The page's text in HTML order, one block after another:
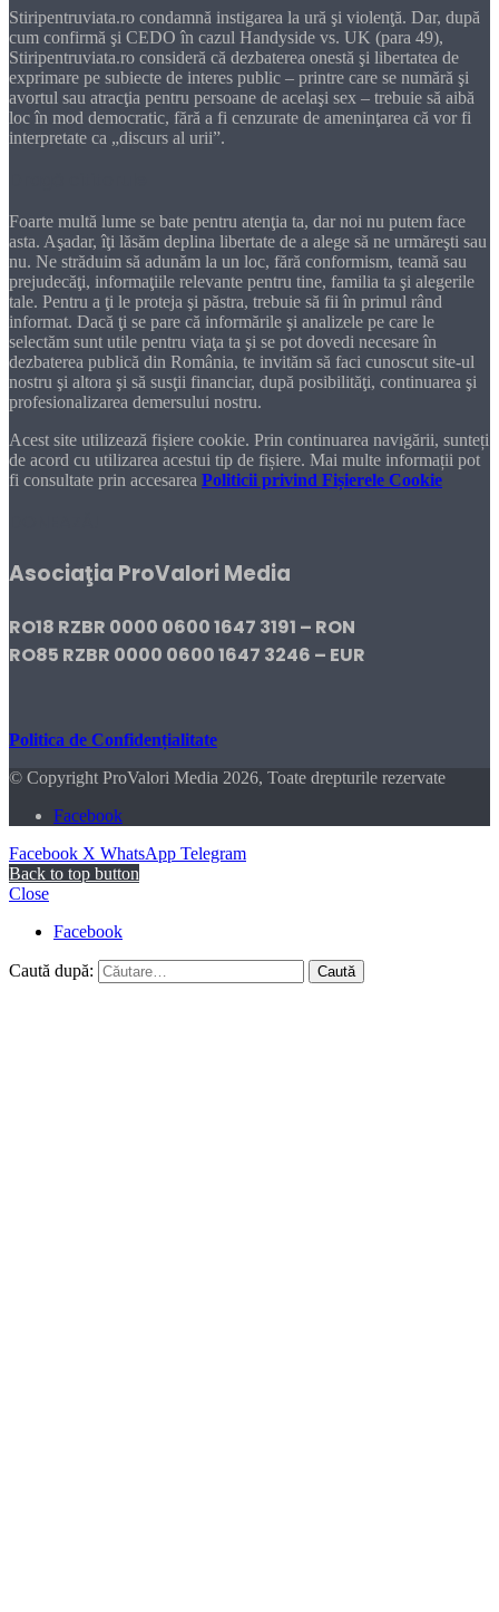
Stiripentruviata.ro condamnă instigarea la ură şi violenţă. Dar, după
cum confirmă şi CEDO în cazul Handyside vs. UK (para 49),
Stiripentruviata.ro consideră că dezbaterea onestă şi libertatea de
exprimare pe subiecte de interes public – printre care se numără şi
avortul sau atracţia pentru persoane de acelaşi sex – trebuie să aibă
loc în mod democratic, fără a fi cenzurate de ameninţarea că vor fi
interpretate ca „discurs al urii”.
Foarte multă lume se bate pentru atenţia ta, dar noi nu putem face
asta. Aşadar, îţi lăsăm deplina libertate de a alege să ne urmăreşti sau
nu. Ne străduim să adunăm la un loc, fără conformism, teamă sau
prejudecăţi, informaţiile relevante pentru tine, familia ta şi alegerile
tale. Pentru a ţi le proteja şi păstra, trebuie să fii în primul rând
informat. Dacă ţi se pare că informările şi analizele pe care le
selectăm sunt utile pentru viaţa ta şi se pot dovedi necesare în
dezbaterea publică din România, te invităm să faci cunoscut site-ul
nostru şi altora şi să susţii financiar, după posibilităţi, continuarea şi
profesionalizarea demersului nostru.
Acest site utilizează fișiere cookie. Prin continuarea navigării, sunteți
de acord cu utilizarea acestui tip de fișiere. Mai multe informații pot
fi consultate prin accesarea Politicii privind Fișierele Cookie
Asociaţia ProValori Media
RO18 RZBR 0000 0600 1647 3191 – RON
RO85 RZBR 0000 0600 1647 3246 – EUR
Politica de Confidențialitate
© Copyright ProValori Media 2026, Toate drepturile rezervate
Facebook
Facebook X WhatsApp Telegram
Back to top button
Close
Facebook
Caută după: